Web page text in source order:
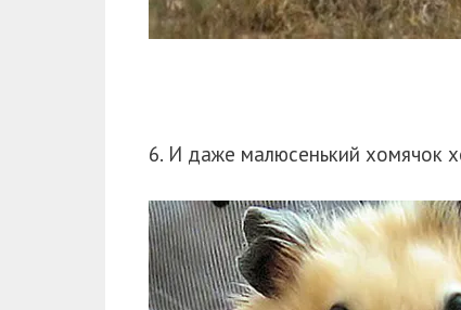
6. И даже малюсенький хомячок